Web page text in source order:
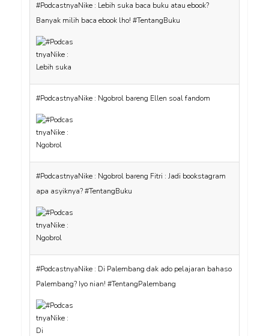
#PodcastnyaNike : Lebih suka baca buku atau ebook?
Banyak milih baca ebook lho! #TentangBuku
#PodcastnyaNike : Ngobrol bareng Ellen soal fandom
#PodcastnyaNike : Ngobrol bareng Fitri : Jadi bookstagram
apa asyiknya? #TentangBuku
#PodcastnyaNike : Di Palembang dak ado pelajaran bahaso
Palembang? Iyo nian! #TentangPalembang